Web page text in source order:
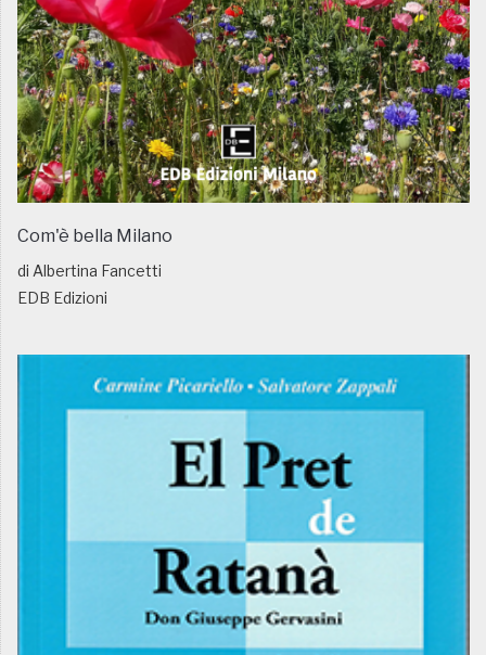
Com'è bella Milano
di Albertina Fancetti
EDB Edizioni